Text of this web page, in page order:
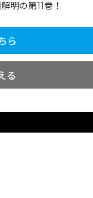
明の第11巻！
ら
る